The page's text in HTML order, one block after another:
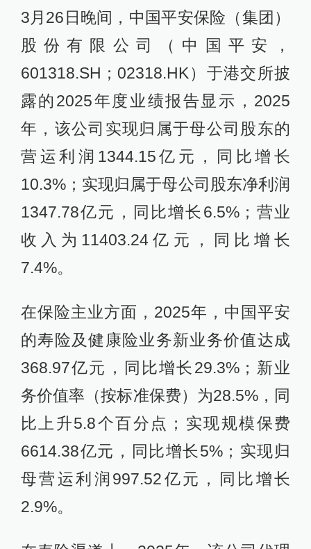
3月26日晚间，中国平安保险（集团）
股份有限公司（中国平安，
601318.SH；02318.HK）于港交所披
露的2025年度业绩报告显示，2025
年，该公司实现归属于母公司股东的
营运利润1344.15亿元，同比增长
10.3%；实现归属于母公司股东净利润
1347.78亿元，同比增长6.5%；营业
收入为11403.24亿元，同比增长
7.4%。
在保险主业方面，2025年，中国平安
的寿险及健康险业务新业务价值达成
368.97亿元，同比增长29.3%；新业
务价值率（按标准保费）为28.5%，同
比上升5.8个百分点；实现规模保费
6614.38亿元，同比增长5%；实现归
母营运利润997.52亿元，同比增长
2.9%。